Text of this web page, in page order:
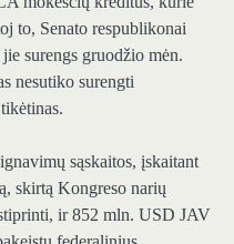
to, Senato respublikonai
surengs gruodžio mėn.
nesutiko surengti
sąskaitos, įskaitant
skirtą Kongreso narių
ir 852 mln. USD JAV